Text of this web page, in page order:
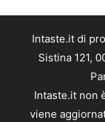
Intaste.it di
Sistina 121,
Intaste.it non
viene